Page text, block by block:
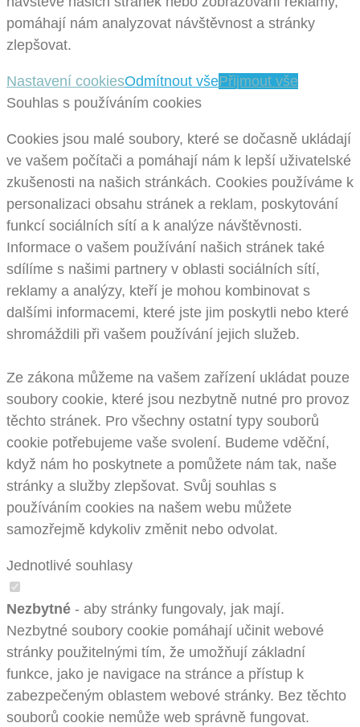
pomáhají nám analyzovat návštěvnost a stránky
zlepšovat.
Nastavení cookiesOdmítnout všePřijmout vše
Souhlas s používáním cookies
Cookies jsou malé soubory, které se dočasně ukládají
ve vašem počítači a pomáhají nám k lepší uživatelské
zkušenosti na našich stránkách. Cookies používáme k
personalizaci obsahu stránek a reklam, poskytování
funkcí sociálních sítí a k analýze návštěvnosti.
Informace o vašem používání našich stránek také
sdílíme s našimi partnery v oblasti sociálních sítí,
reklamy a analýzy, kteří je mohou kombinovat s
dalšími informacemi, které jste jim poskytli nebo které
shromáždili při vašem používání jejich služeb.
Ze zákona můžeme na vašem zařízení ukládat pouze
soubory cookie, které jsou nezbytně nutné pro provoz
těchto stránek. Pro všechny ostatní typy souborů
cookie potřebujeme vaše svolení. Budeme vděční,
když nám ho poskytnete a pomůžete nám tak, naše
stránky a služby zlepšovat. Svůj souhlas s
používáním cookies na našem webu můžete
samozřejmě kdykoliv změnit nebo odvolat.
Jednotlivé souhlasy
Nezbytné - aby stránky fungovaly, jak mají.
Nezbytné soubory cookie pomáhají učinit webové
stránky použitelnými tím, že umožňují základní
funkce, jako je navigace na stránce a přístup k
zabezpečeným oblastem webové stránky. Bez těchto
souborů cookie nemůže web správně fungovat.